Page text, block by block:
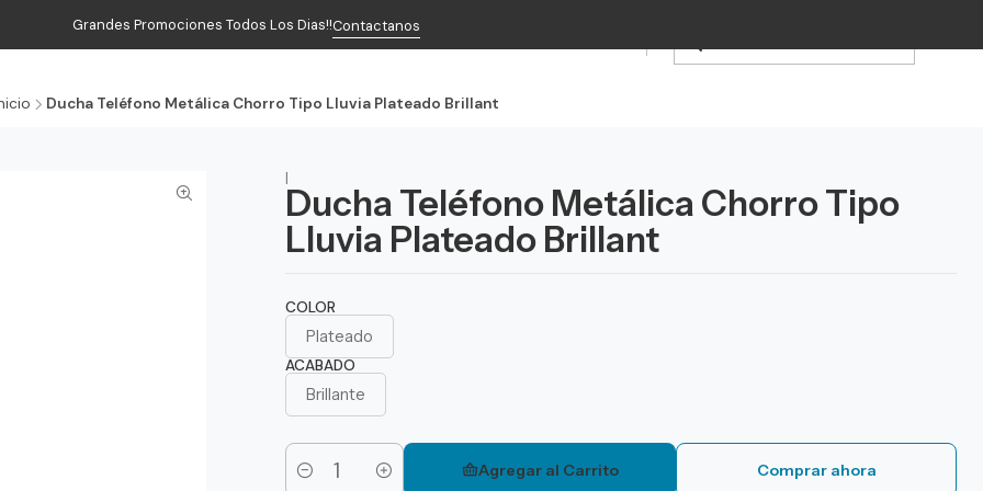
Grandes Promociones Todos Los Dias!!Contactanos
Ducha Teléfono Metálica Chorro Tipo Lluvia Plateado Brillant
|
Ducha Teléfono Metálica Chorro Tipo
Lluvia Plateado Brillant
COLOR
Plateado
ACABADO
Brillante
Cantidad
Agregar al Carrito Comprar ahora